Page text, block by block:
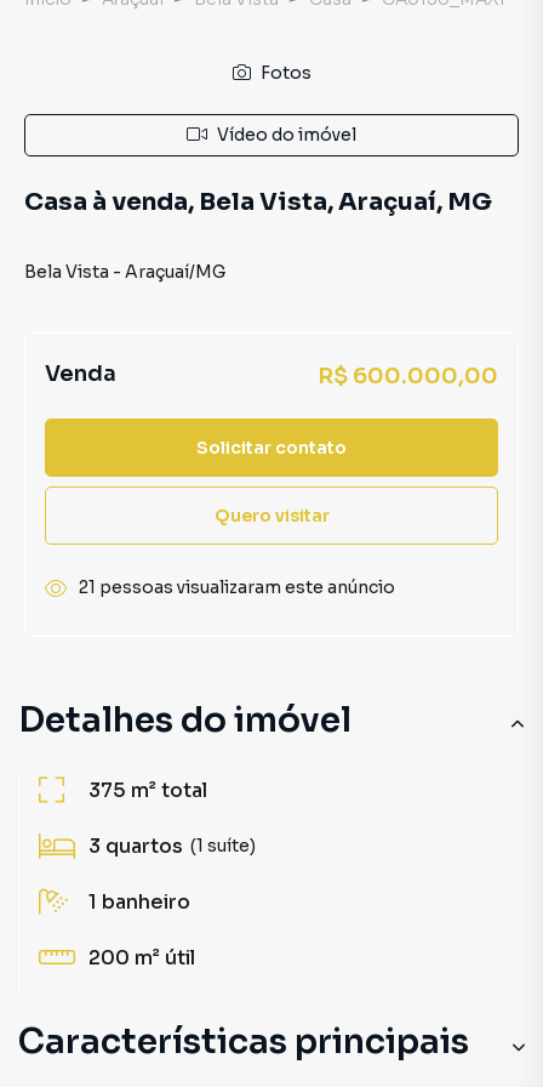
Detalhes do imóvel
375 m²total
3 quartos (1 suíte)
1 banheiro
200 m² útil
Características principais
Fotos
Vídeo do imóvel
Casa à venda, Bela Vista, Araçuaí, MG
Bela Vista - Araçuaí/MG
Venda R$ 600.000,00
Solicitar contato
Quero visitar
21 pessoas visualizaram este anúncio